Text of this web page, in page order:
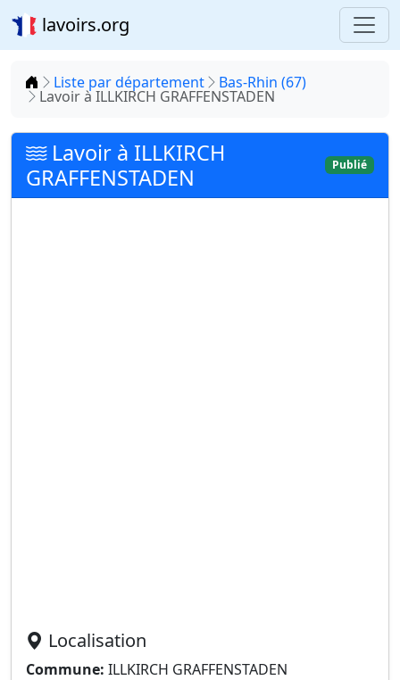
lavoirs.org
Accueil
Liste par département Bas-Rhin (67)
Lavoir à ILLKIRCH GRAFFENSTADEN
Lavoir à ILLKIRCH
GRAFFENSTADEN
Publié
Localisation
Commune: ILLKIRCH GRAFFENSTADEN